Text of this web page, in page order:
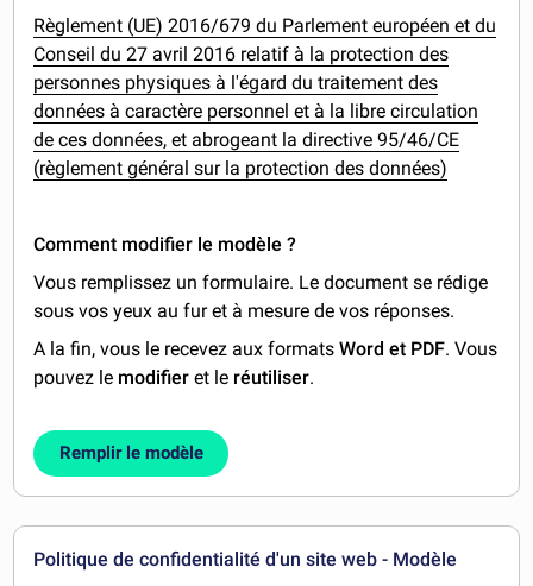
Règlement (UE) 2016/679 du Parlement européen et du
Conseil du 27 avril 2016 relatif à la protection des
personnes physiques à l'égard du traitement des
données à caractère personnel et à la libre circulation
de ces données, et abrogeant la directive 95/46/CE
(règlement général sur la protection des données)
Comment modifier le modèle ?
Vous remplissez un formulaire. Le document se rédige
sous vos yeux au fur et à mesure de vos réponses.
A la fin, vous le recevez aux formatsWord et PDF. Vous
pouvez le modifier et le réutiliser.
Remplir le modèle
Politique de confidentialité d'un site web - Modèle